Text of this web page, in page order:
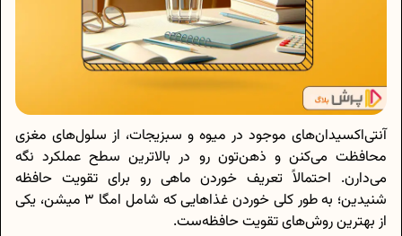
آنتی‌اکسیدان‌های موجود در میوه و سبزیجات، از سلول‌های مغزی
محافظت می‌کنن و ذهن‌تون رو در بالاترین سطح عملکرد نگه
می‌دارن. احتمالاً تعریف خوردن ماهی رو برای تقویت حافظه
شنیدین؛ به طور کلی خوردن غذاهایی که شامل امگا 3 میشن، یکی
از بهترین روش‌های تقویت حافظه‌ست.